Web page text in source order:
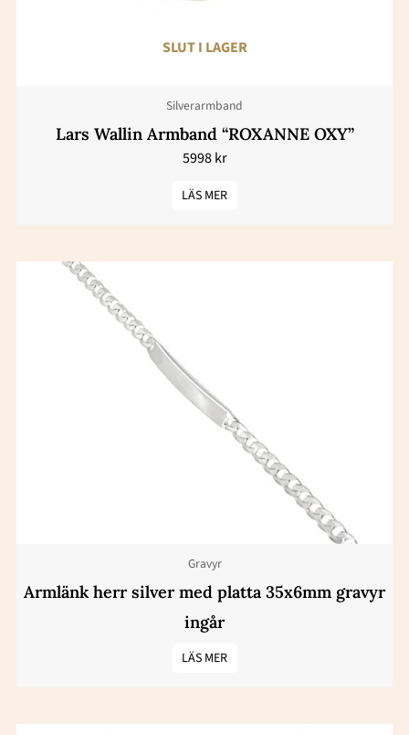
SLUT I LAGER
Silverarmband
Lars Wallin Armband “ROXANNE OXY”
5998kr
LÄS MER
Gravyr
Armlänk herr silver med platta 35x6mm gravyr
ingår
LÄS MER